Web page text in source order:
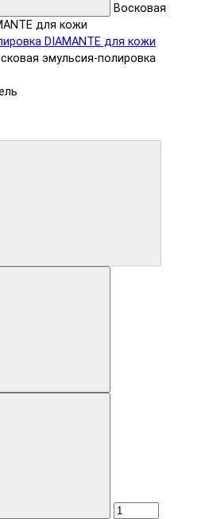
Восковая
для кожи
эмульсия-полировка